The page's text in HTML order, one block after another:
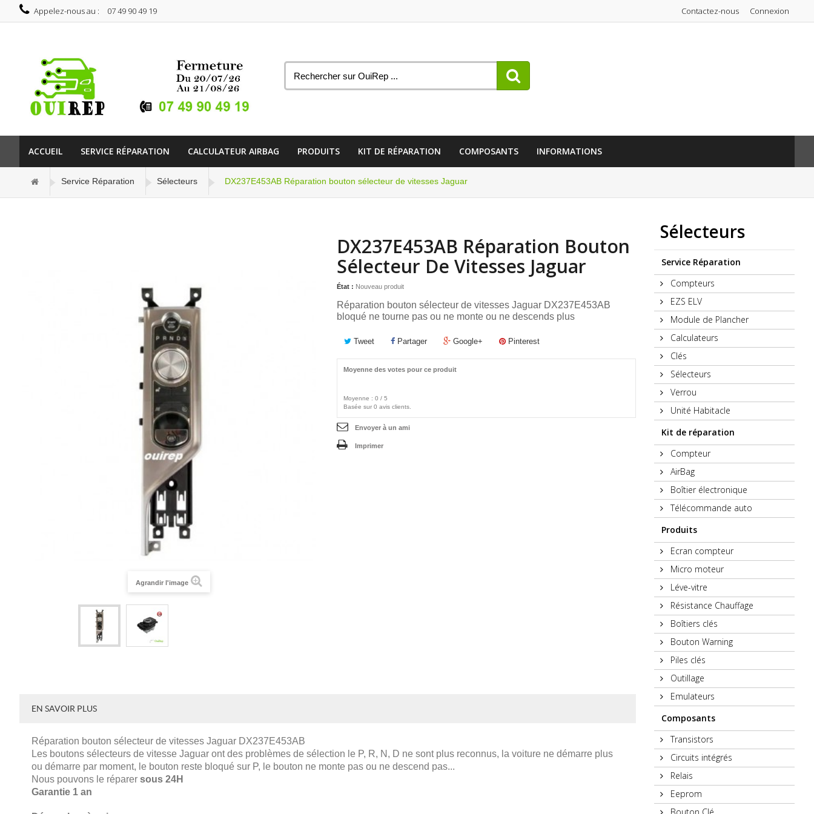
Connexion
Contactez-nous
Appelez-nous au : 07 49 90 49 19
ACCUEIL SERVICE RÉPARATION CALCULATEUR AIRBAG PRODUITS KIT DE RÉPARATION COMPOSANTS INFORMATIONS
Service Réparation Sélecteurs DX237E453AB Réparation bouton sélecteur de vitesses Jaguar
Agrandir l'image
DX237E453AB Réparation Bouton
Sélecteur De Vitesses Jaguar
État : Nouveau produit
Réparation bouton sélecteur de vitesses Jaguar DX237E453AB
bloqué ne tourne pas ou ne monte ou ne descends plus
Tweet Partager Google+ Pinterest
Moyenne des votes pour ce produit
Moyenne : 0 / 5
Basée sur 0 avis clients.
Envoyer à un ami
Imprimer
EN SAVOIR PLUS
Réparation bouton sélecteur de vitesses Jaguar DX237E453AB
Les boutons sélecteurs de vitesse Jaguar ont des problèmes de sélection le P, R, N, D ne sont plus reconnus, la voiture ne démarre plus
ou démarre par moment, le bouton reste bloqué sur P, le bouton ne monte pas ou ne descend pas...
Nous pouvons le réparer sous 24H
Garantie 1 an
Sélecteurs
Service Réparation
Compteurs
EZS ELV
Module de Plancher
Calculateurs
Clés
Sélecteurs
Verrou
Unité Habitacle
Kit de réparation
Compteur
AirBag
Boîtier électronique
Télécommande auto
Produits
Ecran compteur
Micro moteur
Léve-vitre
Résistance Chauffage
Boîtiers clés
Bouton Warning
Piles clés
Outillage
Emulateurs
Composants
Transistors
Circuits intégrés
Relais
Eeprom
Bouton Clé